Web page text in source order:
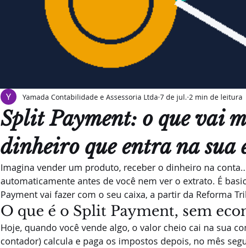
Split Payment: o que vai
dinheiro que entra na sua
Yamada Contabilidade e Assessoria Ltda 7 de jul. 2 min de leitura
Imagina vender um produto, receber o dinheiro na
automaticamente antes de você nem ver o extrato. É
Payment vai fazer com o seu caixa, a partir da Reforma
O que é o Split Payment, sem
Hoje, quando você vende algo, o valor cheio cai na sua
contador) calcula e paga os impostos depois, no mês